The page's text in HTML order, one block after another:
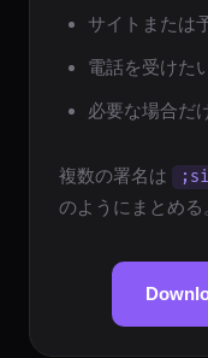
サイトまたは
電話を受けた
必要な場合だ
複数の署名は
のようにまとめる